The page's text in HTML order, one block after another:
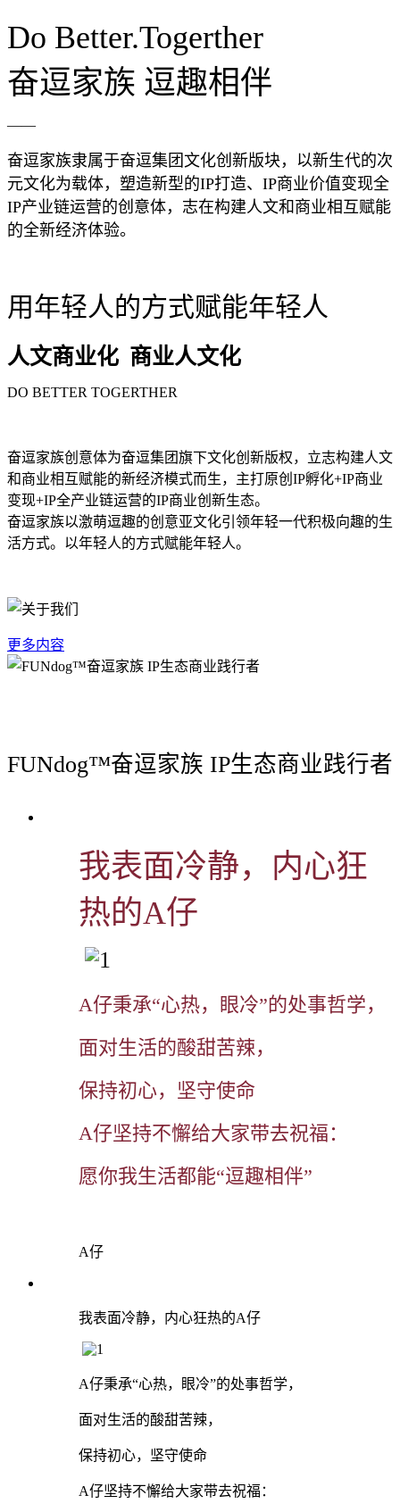
Do Better.Togerther
奋逗家族 逗趣相伴
――
奋逗家族隶属于奋逗集团文化创新版块，以新生代的次
元文化为载体，塑造新型的IP打造、IP商业价值变现全
IP产业链运营的创意体，志在构建人文和商业相互赋能
的全新经济体验。
用年轻人的方式赋能年轻人
人文商业化 商业人文化
DO BETTER TOGERTHER
奋逗家族创意体为奋逗集团旗下文化创新版权，立志构建人文
和商业相互赋能的新经济模式而生，主打原创IP孵化+IP商业
变现+IP全产业链运营的IP商业创新生态。
奋逗家族以激萌逗趣的创意亚文化引领年轻一代积极向趣的生
活方式。以年轻人的方式赋能年轻人。
更多内容
FUNdog™️奋逗家族 IP生态商业践行者
我表面冷静，内心狂
热的A仔
A仔秉承“心热，
眼冷”的处事哲学，
面对生活的酸甜苦辣，
保持初心，坚守使命
A仔坚持不懈给大家带去祝福：
愿你我生活都能“逗趣相伴”
A仔
我表面冷静，内心狂热的A仔
A仔秉承“心热， 眼冷”的处事哲学，
面对生活的酸甜苦辣，
保持初心，坚守使命
A仔坚持不懈给大家带去祝福：